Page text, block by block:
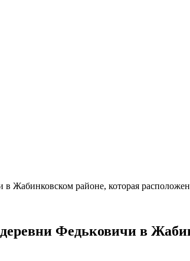
Жабинковском районе, которая
Федьковичи в